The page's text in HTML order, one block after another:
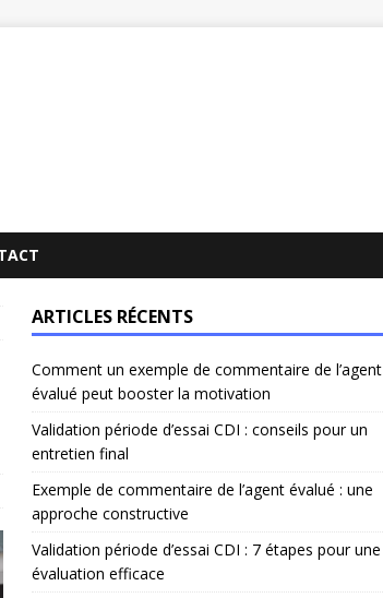
ARTICLES RÉCENTS
Comment un exemple de commentaire de l’agent
évalué peut booster la motivation
Validation période d’essai CDI : conseils pour un
entretien final
Exemple de commentaire de l’agent évalué : une
approche constructive
Validation période d’essai CDI : 7 étapes pour une
évaluation efficace